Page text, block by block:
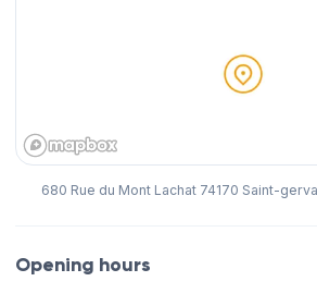
680 Rue du Mont Lachat 74170 Saint-
Opening hours